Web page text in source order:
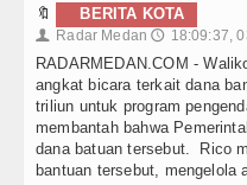
🔖 BERITA KOTA
👤 Radar Medan 🕔 18:09:37,
RADARMEDAN.COM -
angkat bicara terkait dana
triliun untuk program
membantah bahwa
dana batuan tersebut. Rico
bantuan tersebut, mengelola